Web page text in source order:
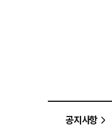
공지사항